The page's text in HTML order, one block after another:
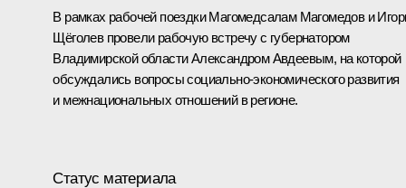
В рамках рабочей поездки Магомедсалам Магомедов и
Щёголев провели рабочую встречу с губернатором
Владимирской области Александром Авдеевым, на которой
обсуждались вопросы социально-экономического развития
и межнациональных отношений в регионе.
Статус материала